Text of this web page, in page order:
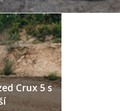
Crux 5 s